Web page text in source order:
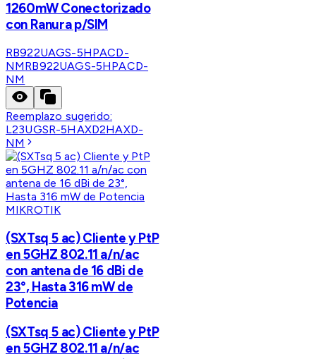
1260mW Conectorizado
con Ranura p/SIM
RB922UAGS-5HPACD-
NMRB922UAGS-5HPACD-
NM
Reemplazo sugerido:
L23UGSR-5HAXD2HAXD-
NM
MIKROTIK
(SXTsq 5 ac) Cliente y PtP
en 5GHZ 802.11 a/n/ac
con antena de 16 dBi de
23°, Hasta 316 mW de
Potencia
(SXTsq 5 ac) Cliente y PtP
en 5GHZ 802.11 a/n/ac